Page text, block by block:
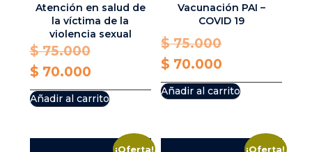
Atención en salud de
la víctima de la
violencia sexual
$75.000Original
price
was:
$ 70.000Current
price
$ 70.000.
Añadir al carrito
Vacunación PAI –
COVID 19
$75.000Original
price
was:
$ 70.000
price
Añadir al carrito
¡Oferta! ¡Oferta!